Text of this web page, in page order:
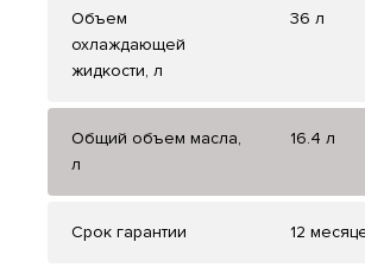
Объем
охлаждающей
жидкости, л
36 л
Общий объем масла,
л
16.4 л
Срок гарантии 12